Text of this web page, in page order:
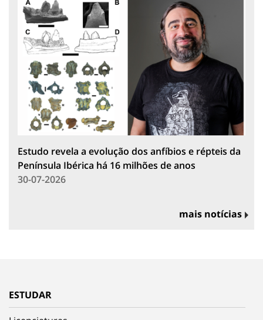
Estudo revela a evolução dos anfíbios e répteis da
Península Ibérica há 16 milhões de anos
30-07-2026
mais notícias
ESTUDAR